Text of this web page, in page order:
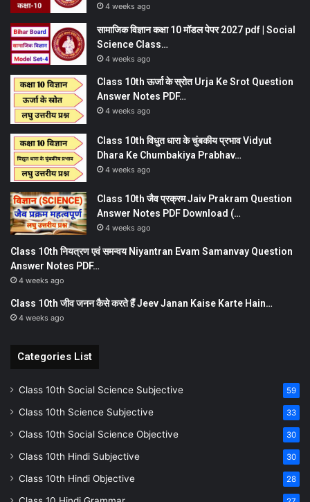
4 weeks ago
सामाजिक विज्ञान कक्षा 10 मॉडल पेपर 2027 pdf | Social
Science Class…
4 weeks ago
Class 10th ऊर्जा के स्रोत Urja Ke Srot Question
Answer Notes PDF…
4 weeks ago
Class 10th विधुत धारा के चुंबकीय प्रभाव Vidyut
Dhara Ke Chumbakiya Prabhav…
4 weeks ago
Class 10th जैव प्रक्रम Jaiv Prakram Question
Answer Notes PDF Download (…
4 weeks ago
Class 10th नियत्रण एवं समन्वय Niyantran Evam Samanvay Question
Answer Notes PDF…
4 weeks ago
Class 10th जीव जनन कैसे करते हैं Jeev Janan Kaise Karte Hain…
4 weeks ago
Categories List
Class 10th Social Science Subjective 59
Class 10th Science Subjective 33
Class 10th Social Science Objective 30
Class 10th Hindi Subjective 30
Class 10th Hindi Objective 28